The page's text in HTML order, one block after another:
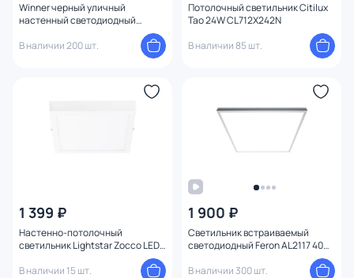
Winner черный уличный
настенный светодиодный
светильник 1548 TECHNO LED
В наличии 200 шт.
Потолочный светильник Citilux
Тао 24W CL712X242N
В наличии 85 шт.
1 399 ₽
Настенно-потолочный
светильник Lightstar Zocco LED
В наличии 15 шт.
1 900 ₽
Светильник встраиваемый
светодиодный Feron AL2117 40W
В наличии 300 шт.